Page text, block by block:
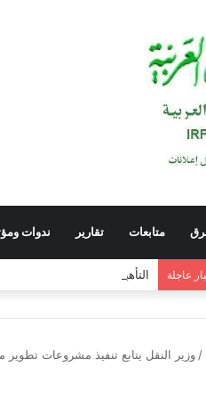
متابعات تقارير ندوات
عاجلة التأهيل النفسي للقادة وأثره
/ وزير النقل يتابع تنفيذ مشروعات تطوير